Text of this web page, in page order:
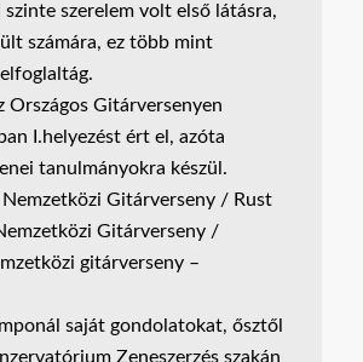
szinte szerelem volt első látásra,
számára, ez több mint
Országos Gitárversenyen
I.helyezést ért el, azóta
tanulmányokra készül.
Gitárverseny / Rust
Gitárverseny /
gitárverseny –
saját gondolatokat, ősztől
Zeneszerzés szakán